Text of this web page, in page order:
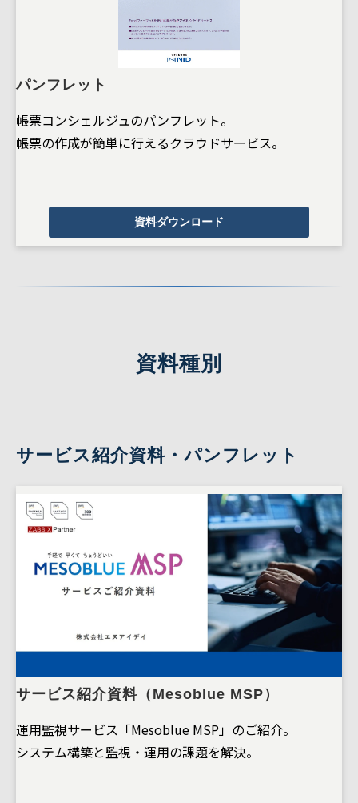
パンフレット
帳票コンシェルジュのパンフレット。
帳票の作成が簡単に行えるクラウドサービス。
資料ダウンロード
資料種別
サービス紹介資料・パンフレット
サービス紹介資料（Mesoblue MSP）
運用監視サービス「Mesoblue MSP」のご紹介。
システム構築と監視・運用の課題を解決。